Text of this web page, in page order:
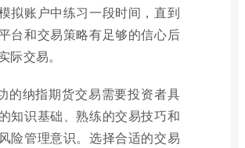
拟账户中练习一段时间，直到
台和交易策略有足够的信心后
际交易。
的纳指期货交易需要投资者具
知识基础、熟练的交易技巧和
险管理意识。选择合适的交易